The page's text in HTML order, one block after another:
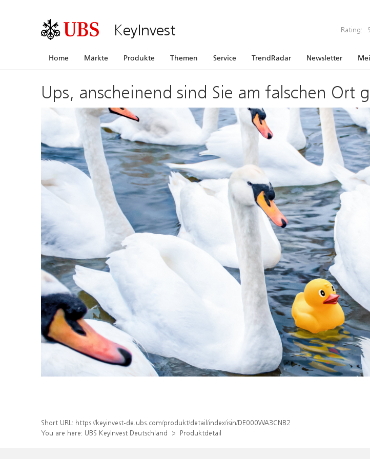
KeyInvest Rating:
Home Märkte Produkte Themen Service TrendRadar Newsletter
Ups, anscheinend sind Sie am falschen Ort
Short URL: https://keyinvest-de.ubs.com/produkt/detail/index/isin/DE000WA3CNB2
You are here: UBS KeyInvest Deutschland Produktdetail